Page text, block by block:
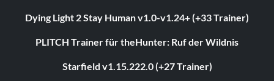
Dying Light 2 Stay Human v1.0-v1.24+ (+33 Trainer)
PLITCH Trainer für theHunter: Ruf der Wildnis
Starfield v1.15.222.0 (+27 Trainer)